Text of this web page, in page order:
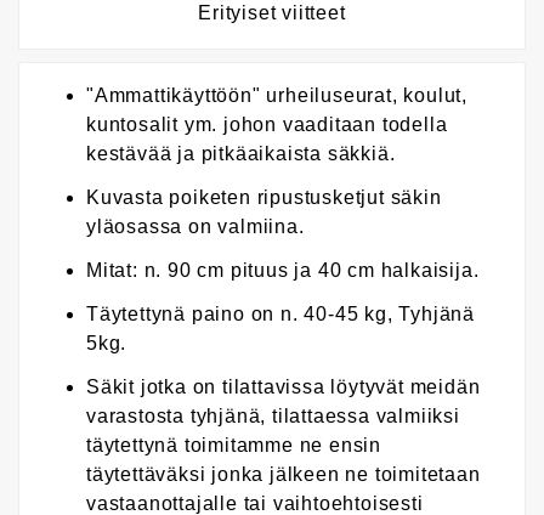
Erityiset viitteet
"Ammattikäyttöön" urheiluseurat, koulut,
kuntosalit ym. johon vaaditaan todella
kestävää ja pitkäaikaista säkkiä.
Kuvasta poiketen ripustusketjut säkin
yläosassa on valmiina.
Mitat: n. 90 cm pituus ja 40 cm halkaisija.
Täytettynä paino on n. 40-45 kg, Tyhjänä
5kg.
Säkit jotka on tilattavissa löytyvät meidän
varastosta tyhjänä, tilattaessa valmiiksi
täytettynä toimitamme ne ensin
täytettäväksi jonka jälkeen ne toimitetaan
vastaanottajalle tai vaihtoehtoisesti